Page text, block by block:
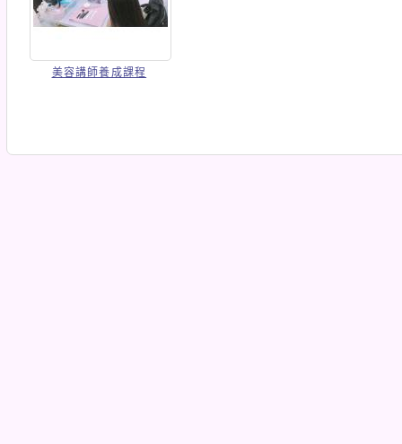
美容講師養成課程